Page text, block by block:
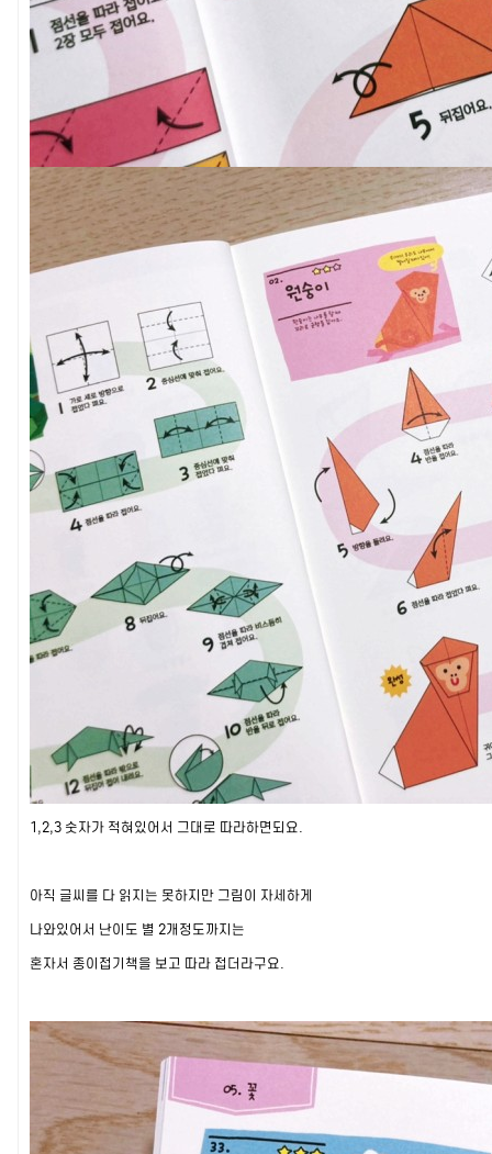
1,2,3 숫자가 적혀있어서 그대로 따라하면되요.
아직 글씨를 다 읽지는 못하지만 그림이 자세하게
나와있어서 난이도 별 2개정도까지는
혼자서 종이접기책을 보고 따라 접더라구요.